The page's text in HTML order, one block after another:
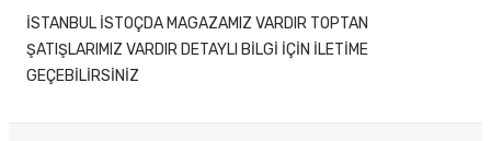
İSTANBUL İSTOÇDA MAGAZAMIZ VARDIR TOPTAN
ŞATIŞLARIMIZ VARDIR DETAYLI BİLGİ İÇİN İLETİME
GEÇEBİLİRSİNİZ